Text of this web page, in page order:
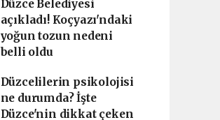
Düzce Belediyesi
açıkladı! Koçyazı'ndaki
yoğun tozun nedeni
belli oldu
Düzcelilerin psikolojisi
ne durumda? İşte
Düzce'nin dikkat çeken